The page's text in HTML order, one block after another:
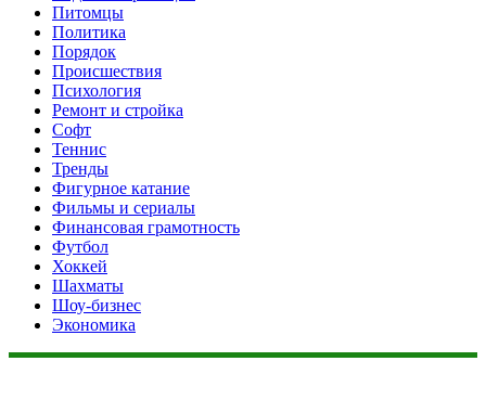
Питомцы
Политика
Порядок
Происшествия
Психология
Ремонт и стройка
Софт
Теннис
Тренды
Фигурное катание
Фильмы и сериалы
Финансовая грамотность
Футбол
Хоккей
Шахматы
Шоу-бизнес
Экономика